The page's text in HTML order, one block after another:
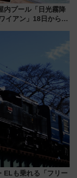
内プール「日光霧降
イアン」18日から営
楽しる夏のリゾート
ELも乗れる「フリー